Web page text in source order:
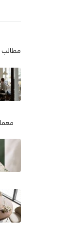
مطالب